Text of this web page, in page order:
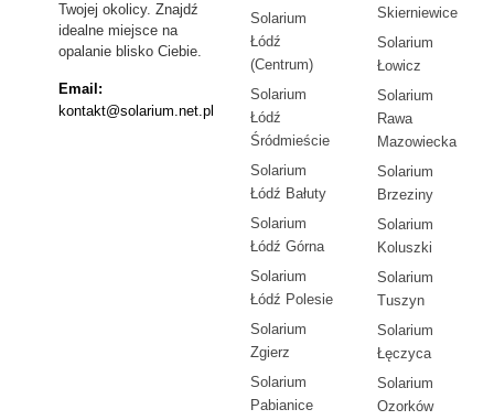
Twojej okolicy. Znajdź
idealne miejsce na
opalanie blisko Ciebie.
Email:
kontakt@solarium.net.pl
Solarium
Łódź
(Centrum)
Solarium
Łódź
Śródmieście
Solarium
Łódź Bałuty
Solarium
Łódź Górna
Solarium
Łódź Polesie
Solarium
Zgierz
Solarium
Pabianice
Skierniewice
Solarium
Łowicz
Solarium
Rawa
Mazowiecka
Solarium
Brzeziny
Solarium
Koluszki
Solarium
Tuszyn
Solarium
Łęczyca
Solarium
Ozorków